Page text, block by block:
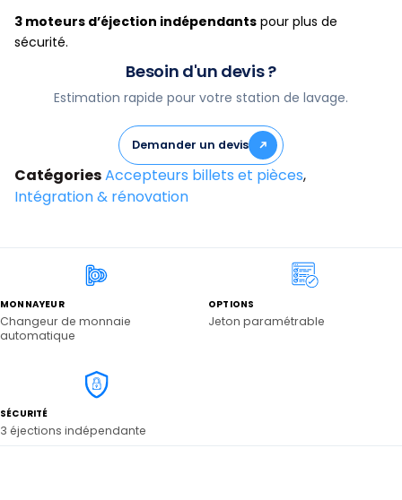
3 moteurs d’éjection indépendants pour plus de
sécurité.
Besoin d'un devis ?
Estimation rapide pour votre station de lavage.
Demander un devis
CatégoriesAccepteurs billets et pièces,
Intégration & rénovation
MONNAYEUR
Changeur de monnaie
automatique
OPTIONS
Jeton paramétrable
SÉCURITÉ
3 éjections indépendante